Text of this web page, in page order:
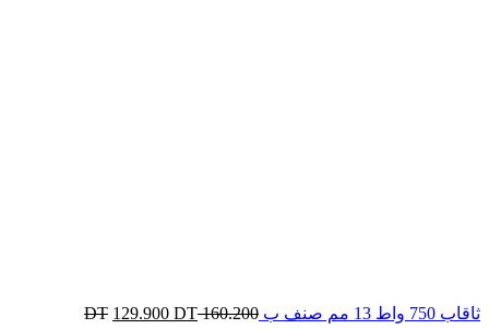
ثاقاب 750 واط 13 مم صنف ب 160.200
DT
129.900 DT